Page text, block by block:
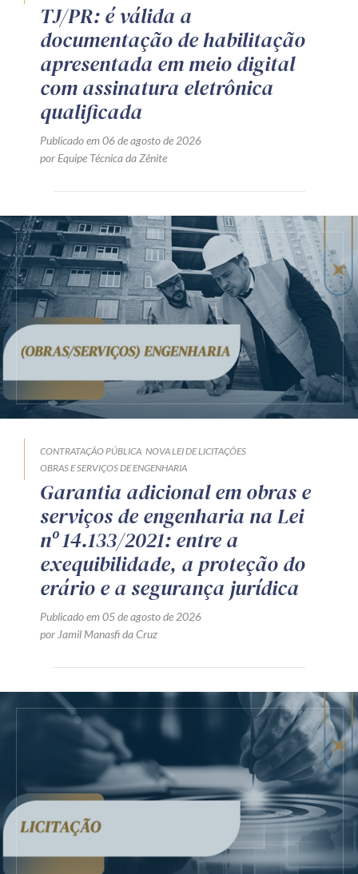
TJ/PR: é válida a
documentação de habilitação
apresentada em meio digital
com assinatura eletrônica
qualificada
Publicado em 06 de agosto de 2026
por Equipe Técnica da Zênite
CONTRATAÇÃO PÚBLICA NOVA LEI DE LICITAÇÕES
OBRAS E SERVIÇOS DE ENGENHARIA
Garantia adicional em obras e
serviços de engenharia na Lei
nº 14.133/2021: entre a
exequibilidade, a proteção do
erário e a segurança jurídica
Publicado em 05 de agosto de 2026
por Jamil Manasfi da Cruz